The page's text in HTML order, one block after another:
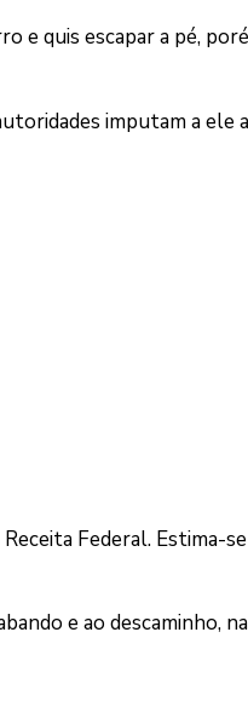
e quis escapar a pé,
imputam a ele
Federal. Estima-
e ao descaminho,